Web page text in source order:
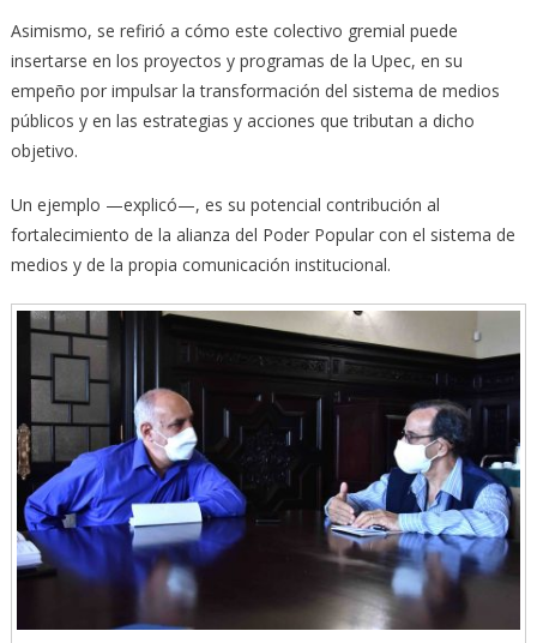
Asimismo, se refirió a cómo este colectivo gremial puede
insertarse en los proyectos y programas de la Upec, en su
empeño por impulsar la transformación del sistema de medios
públicos y en las estrategias y acciones que tributan a dicho
objetivo.
Un ejemplo —explicó—, es su potencial contribución al
fortalecimiento de la alianza del Poder Popular con el sistema de
medios y de la propia comunicación institucional.